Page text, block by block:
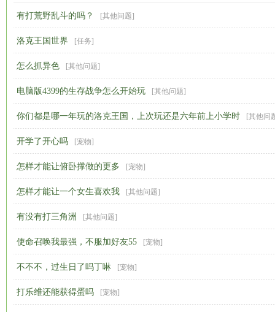
有打荒野乱斗的吗？ [其他问题]
洛克王国世界 [任务]
怎么抓异色 [其他问题]
电脑版4399的生存战争怎么开始玩 [其他问题]
你们都是哪一年玩的洛克王国，上次玩还是六年前上小学时 [其他问
开学了开心吗 [宠物]
怎样才能让俯卧撑做的更多 [宠物]
怎样才能让一个女生喜欢我 [其他问题]
有没有打三角洲 [其他问题]
使命召唤我最强，不服加好友55 [宠物]
不不不，过生日了吗丁啉 [宠物]
打乐维还能获得蛋吗 [宠物]